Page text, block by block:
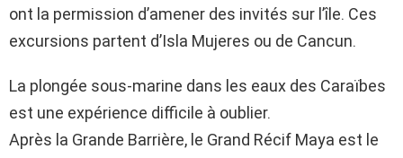
ont la permission d’amener des invités sur l’île. Ces
excursions partent d’Isla Mujeres ou de Cancun.
La plongée sous-marine dans les eaux des Caraïbes
est une expérience difficile à oublier.
Après la Grande Barrière, le Grand Récif Maya est le